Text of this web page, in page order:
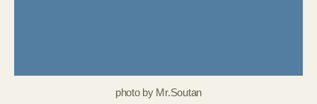
photo by Mr.Soutan